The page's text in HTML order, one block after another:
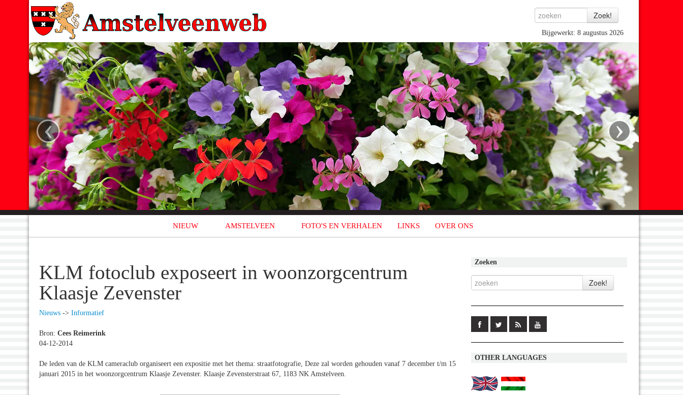
Bijgewerkt: 8 augustus 2026
‹ ›
NIEUW AMSTELVEEN FOTO'S EN VERHALEN LINKS OVER ONS
KLM fotoclub exposeert in woonzorgcentrum
Klaasje Zevenster
Nieuws -> Informatief
Bron: Cees Reimerink
04-12-2014
De leden van de KLM cameraclub organiseert een expositie met het thema: straatfotografie, Deze zal worden gehouden vanaf 7 december t/m 15
januari 2015 in het woonzorgcentrum Klaasje Zevenster. Klaasje Zevensterstraat 67, 1183 NK Amstelveen.
Zoeken
OTHER LANGUAGES